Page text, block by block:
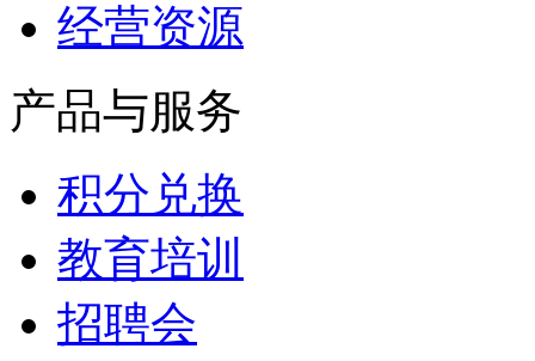
经营资源
产品与服务
积分兑换
教育培训
招聘会